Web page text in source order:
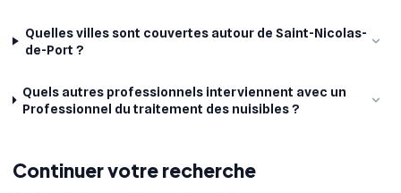
Quelles villes sont couvertes autour de Saint-Nicolas-
de-Port ?
Quels autres professionnels interviennent avec un
Professionnel du traitement des nuisibles ?
Continuer votre recherche